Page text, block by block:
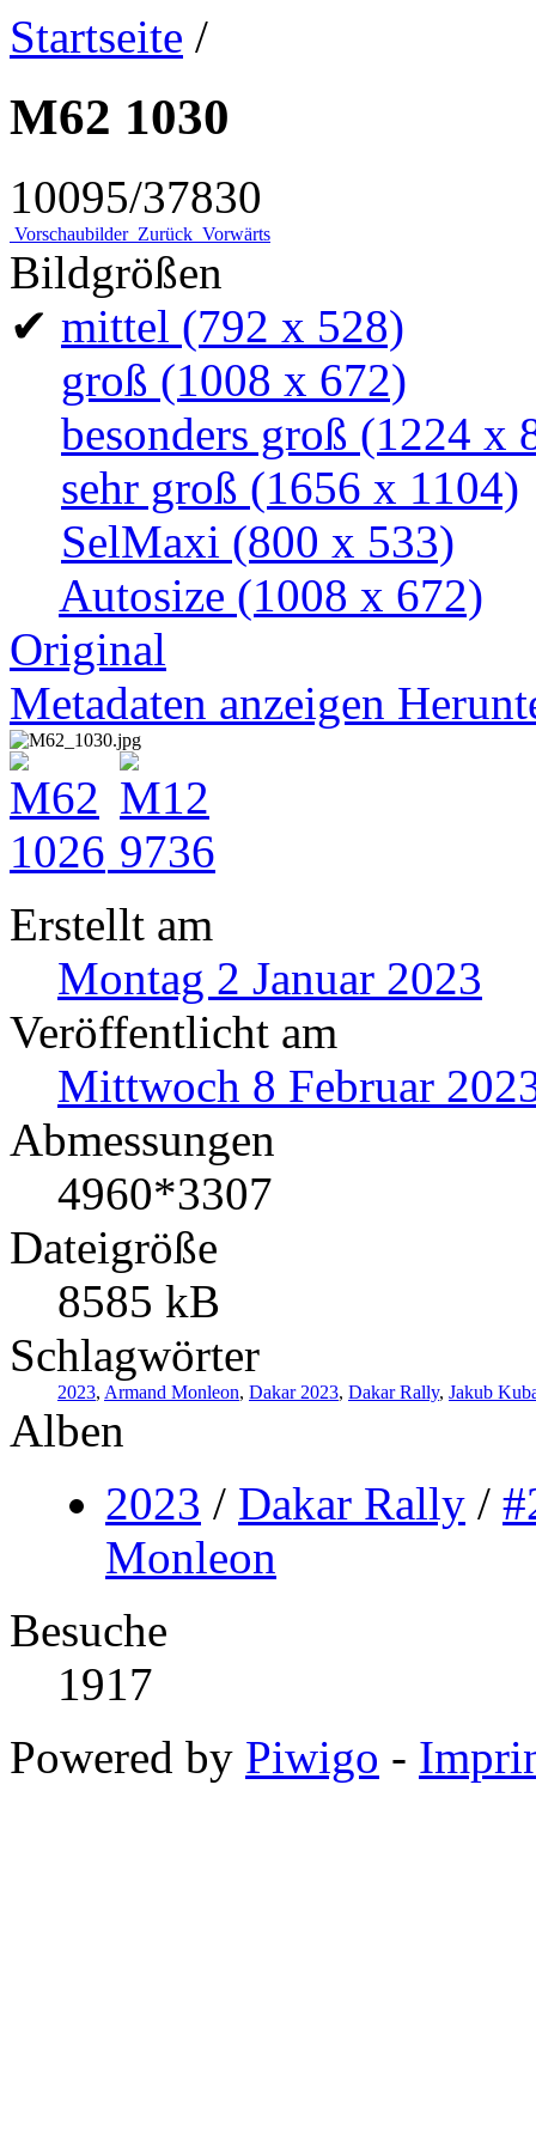
Startseite /
M62 1030
10095/37830
Vorschaubilder Zurück Vorwärts
Bildgrößen
✔ mittel (792 x 528)
groß (1008 x 672)
besonders groß (1224 x
sehr groß (1656 x 1104)
SelMaxi (800 x 533)
Autosize (1008 x 672)
Original
Metadaten anzeigen
Erstellt am
Montag 2 Januar 2023
Veröffentlicht am
Mittwoch 8 Februar
Abmessungen
4960*3307
Dateigröße
8585 kB
Schlagwörter
2023, Armand Monleon, Dakar 2023, Dakar Rally, Jakub
Alben
2023 / Dakar Rally /
Monleon
Besuche
1917
Powered by Piwigo -